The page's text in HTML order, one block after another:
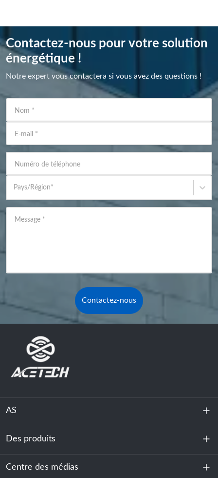
Contactez-nous pour votre solution
énergétique !
Notre expert vous contactera si vous avez des questions !
Nom *
E-mail *
Numéro de téléphone
Pays/Région*
Message *
Contactez-nous
AS
À propos de nous
Durabilité
Des produits
Stockage d'énergie
Centre des médias